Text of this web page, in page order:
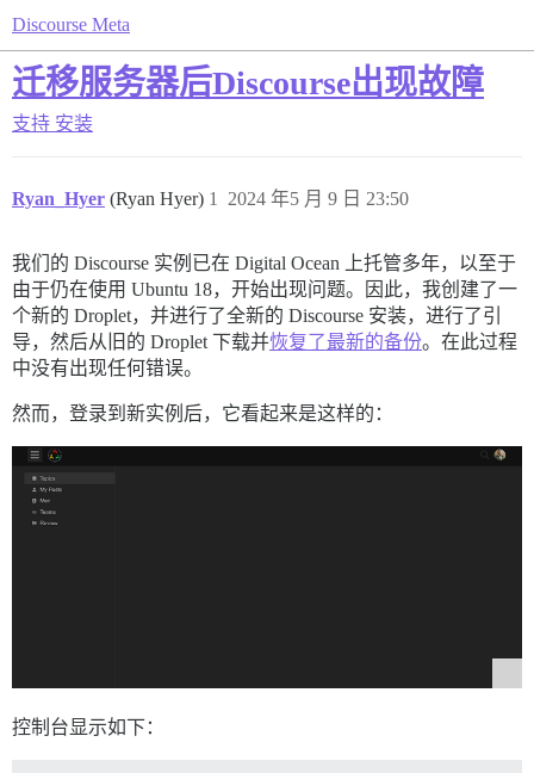
Discourse Meta
迁移服务器后Discourse出现故障
支持 安装
Ryan_Hyer (Ryan Hyer) 2024 年5 月 9 日 23:50
1
我们的 Discourse 实例已在 Digital Ocean 上托管多年，以至于
由于仍在使用 Ubuntu 18，开始出现问题。因此，我创建了一
个新的 Droplet，并进行了全新的 Discourse 安装，进行了引
导，然后从旧的 Droplet 下载并恢复了最新的备份。在此过程
中没有出现任何错误。
然而，登录到新实例后，它看起来是这样的：
控制台显示如下：